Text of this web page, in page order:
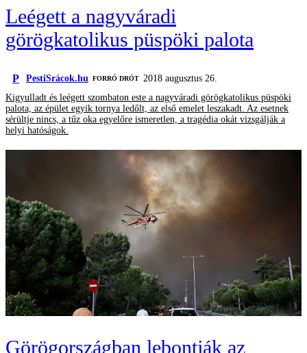
Leégett a nagyváradi
görögkatolikus püspöki palota
P PestiSrácok.hu FORRÓ DRÓT 2018 augusztus 26.
Kigyulladt és leégett szombaton este a nagyváradi görögkatolikus püspöki
palota, az épület egyik tornya ledőlt, az első emelet leszakadt. Az esetnek
sérültje nincs, a tűz oka egyelőre ismeretlen, a tragédia okát vizsgálják a
helyi hatóságok.
Görögországban lebontják az